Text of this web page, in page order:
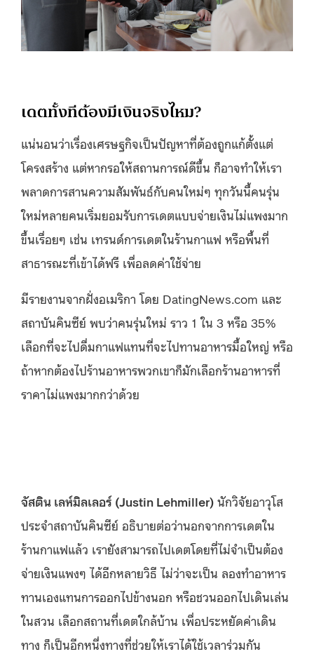
เดตทั้งทีต้องมีเงินจริงไหม?
แน่นอนว่าเรื่องเศรษฐกิจเป็นปัญหาที่ต้องถูกแก้ตั้งแต่
โครงสร้าง แต่หากรอให้สถานการณ์ดีขึ้น ก็อาจทำให้เรา
พลาดการสานความสัมพันธ์กับคนใหม่ๆ ทุกวันนี้คนรุ่น
ใหม่หลายคนเริ่มยอมรับการเดตแบบจ่ายเงินไม่แพงมาก
ขึ้นเรื่อยๆ เช่น เทรนด์การเดตในร้านกาแฟ หรือพื้นที่
สาธารณะที่เข้าได้ฟรี เพื่อลดค่าใช้จ่าย
มีรายงานจากฝั่งอเมริกา โดย DatingNews.com และ
สถาบันคินซีย์ พบว่าคนรุ่นใหม่ ราว 1 ใน 3 หรือ 35%
เลือกที่จะไปดื่มกาแฟแทนที่จะไปทานอาหารมื้อใหญ่ หรือ
ถ้าหากต้องไปร้านอาหารพวกเขาก็มักเลือกร้านอาหารที่
ราคาไม่แพงมากกว่าด้วย
จัสติน เลห์มิลเลอร์ (Justin Lehmiller) นักวิจัยอาวุโส
ประจำสถาบันคินซีย์ อธิบายต่อว่านอกจากการเดตใน
ร้านกาแฟแล้ว เรายังสามารถไปเดตโดยที่ไม่จำเป็นต้อง
จ่ายเงินแพงๆ ได้อีกหลายวิธี ไม่ว่าจะเป็น ลองทำอาหาร
ทานเองแทนการออกไปข้างนอก หรือชวนออกไปเดินเล่น
ในสวน เลือกสถานที่เดตใกล้บ้าน เพื่อประหยัดค่าเดิน
ทาง ก็เป็นอีกหนึ่งทางที่ช่วยให้เราได้ใช้เวลาร่วมกัน